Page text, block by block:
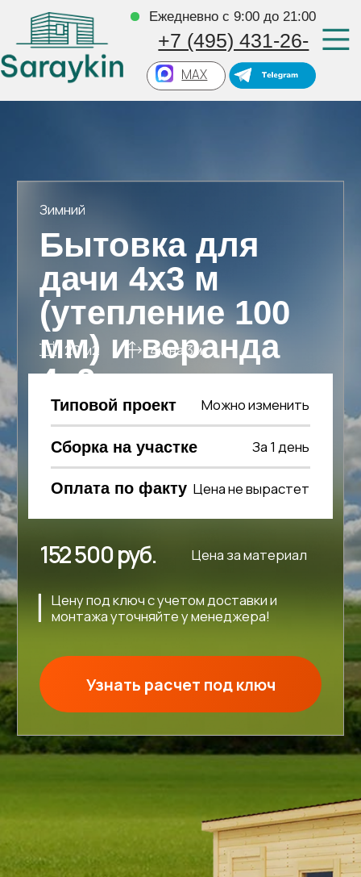
Ежедневно с 9:00 до 21:00
+7 (495) 431-26-
16
Бытовка для
дачи 4х3 м
(утепление 100
мм) и веранда
4х2 м
152 500 руб.
Типовой проект Можно изменить
Сборка на участке За 1 день
Узнать расчет под ключ
20 м2 4м на 3м
Оплата по факту Цена не вырастет
Цену под ключ с учетом доставки и
монтажа уточняйте у менеджера!
стандартнаякомплектация